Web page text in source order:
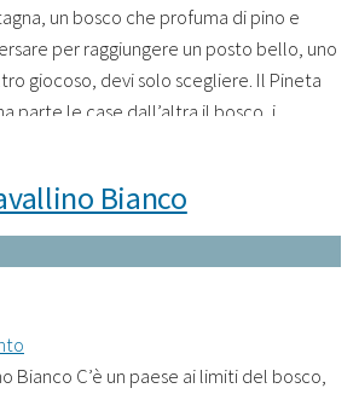
un bosco che profuma di pino e
per raggiungere un posto bello, uno
giocoso, devi solo scegliere. Il Pineta
parte le case dall’altra il bosco, i
e il cielo. Un hotel che è
Bianco
Bianco C’è un paese ai limiti del bosco,